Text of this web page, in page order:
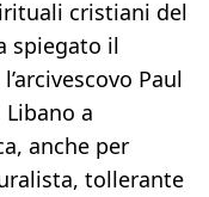
cristiani del
spiegato il
Paul
a
anche per
tollerante